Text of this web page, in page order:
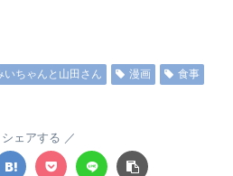
いちゃんと山田さん 漫画
食事
シェアする